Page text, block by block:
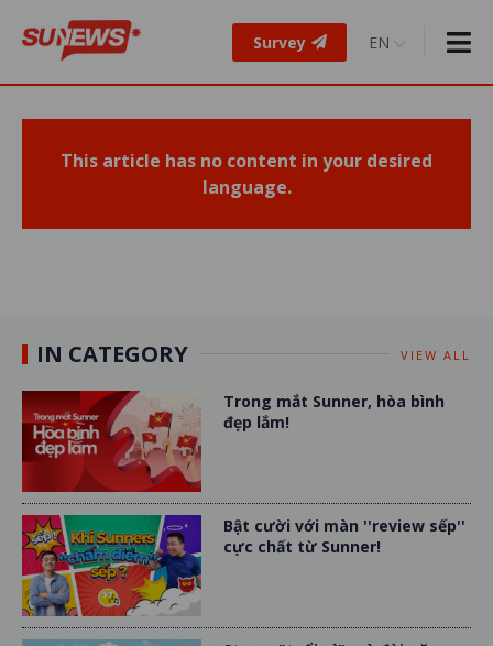
Survey
This article has no content in your desired
language.
IN CATEGORY VIEW ALL
Trong mắt Sunner, hòa bình
đẹp lắm!
Bật cười với màn ''review sếp''
cực chất từ Sunner!